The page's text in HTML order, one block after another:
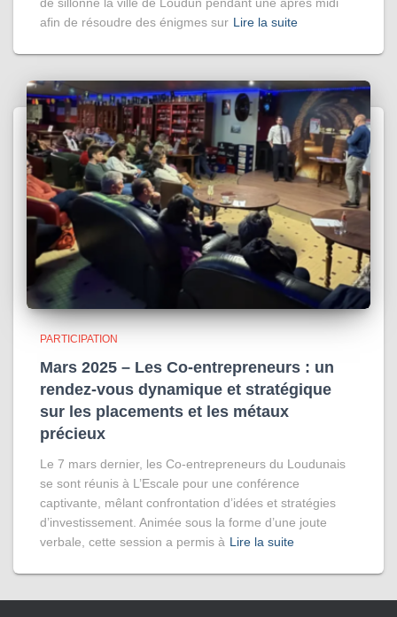
afin de résoudre des énigmes sur Lire la suite
PARTICIPATION
Mars 2025 – Les Co-entrepreneurs : un
rendez-vous dynamique et stratégique
sur les placements et les métaux
précieux
Le 7 mars dernier, les Co-entrepreneurs du Loudunais
se sont réunis à L’Escale pour une conférence
captivante, mêlant confrontation d’idées et stratégies
d’investissement. Animée sous la forme d’une joute
verbale, cette session a permis à Lire la suite